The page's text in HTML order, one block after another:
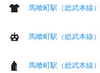
馬喰町駅（総武本線
馬喰町駅（総武本線
馬喰町駅（総武本線